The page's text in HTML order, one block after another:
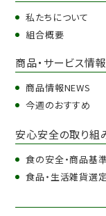
私たちについて
組合概要
商品・サービス情報
商品情報NEWS
今週のおすすめ
安心安全の取り組
食の安全・商品基
食品・生活雑貨選